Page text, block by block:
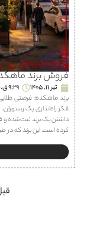
فروش برند ماهكده با طبقه ۴۳
تیر 11, 1405
9:29 ق.ظ
برند ماهكده؛ فرصتی
فکر راه‌اندازی یک
داشتن یک برند ثبت‌شده و
کرده است. این برند که در